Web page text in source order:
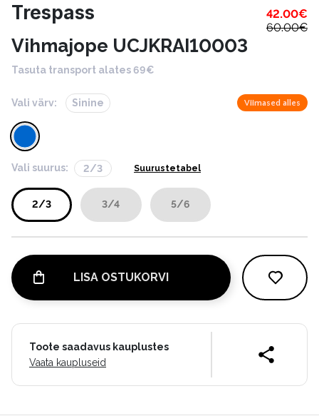
Trespass 42.00€
60.00€
Vihmajope UCJKRAI10003
Tasuta transport alates 69€
Vali värv: Sinine Viimased alles
Vali suurus: 2/3 Suurustetabel
2/3 3/4 5/6
LISA OSTUKORVI
Toote saadavus kauplustes
Vaata kaupluseid